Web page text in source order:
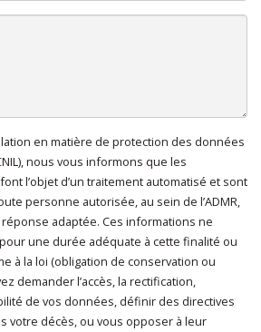
je consens au traitement de mes
*
en matière de protection des données
nous vous informons que les
l’objet d’un traitement automatisé et sont
personne autorisée, au sein de l’ADMR,
adaptée. Ces informations ne
une durée adéquate à cette finalité ou
à la loi (obligation de conservation ou
demander l’accès, la rectification,
de vos données, définir des directives
votre décès, ou vous opposer à leur